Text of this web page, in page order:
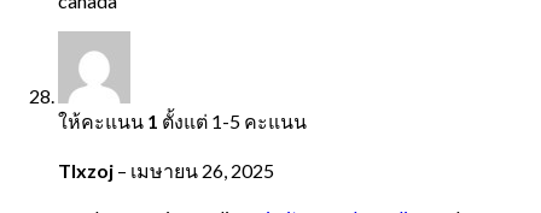
ให้คะแนน 1 ตั้งแต่ 1-5 คะแนน
Tlxzoj – เมษายน 26, 2025